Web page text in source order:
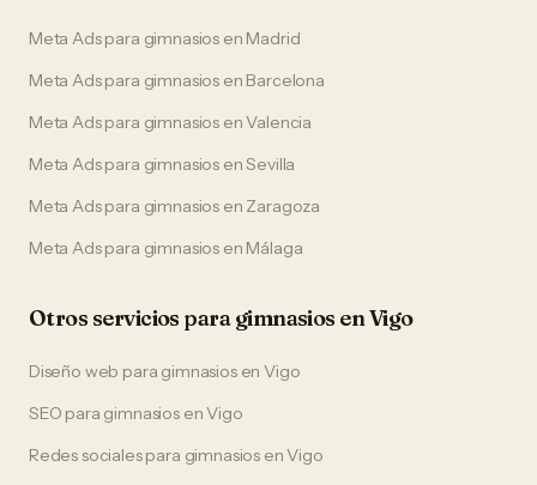
Meta Adspara gimnasios en Madrid
Meta Adspara gimnasios en Barcelona
Meta Adspara gimnasios enValencia
Meta Adspara gimnasios enSevilla
Meta Adspara gimnasios en Zaragoza
Meta Adspara gimnasios en Málaga
Otros servicios paragimnasios enVigo
Diseño web para gimnasiosenVigo
SEO para gimnasiosenVigo
Redes socialespara gimnasios enVigo